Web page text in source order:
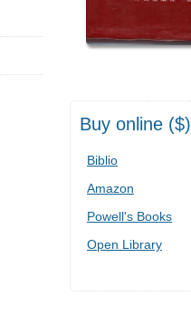
Buy online ($)
Biblio
Amazon
Powell's Books
Open Library